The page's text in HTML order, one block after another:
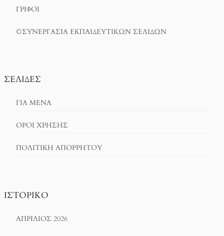
ΓΡΙΦΟΙ
©ΣΥΝΕΡΓΑΣΙΑ ΕΚΠΑΙΔΕΥΤΙΚΩΝ ΣΕΛΙΔΩΝ
ΣΕΛΊΔΕΣ
ΓΙΑ ΜΕΝΑ
ΌΡΟΙ ΧΡΗΣΗΣ
ΠΟΛΙΤΙΚΉ ΑΠΟΡΡΉΤΟΥ
ΙΣΤΟΡΙΚΌ
ΑΠΡΊΛΙΟΣ 2026